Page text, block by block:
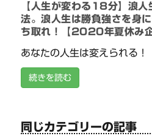
【人生が変わる18分】浪
法。浪人生は勝負強さを身
ち取れ！【2020年夏休み企
あなたの人生は変えられる！
続きを読む
同じカテゴリーの記事